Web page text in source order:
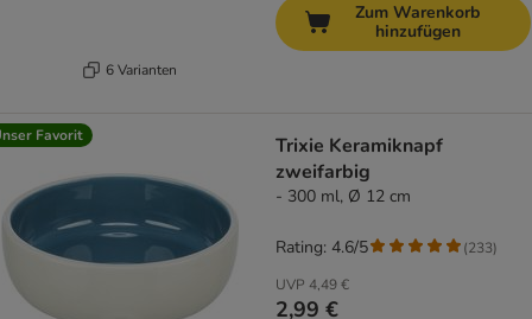
6 Varianten
Zum Warenkorb
hinzufügen
Favorit
Trixie Keramiknapf
zweifarbig
- 300 ml, Ø 12 cm
UVP 4,49 €
2,99 €
Rating: 4.6/5 (233)